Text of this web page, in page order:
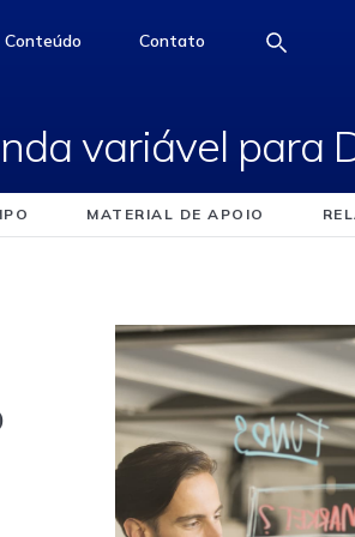
de renda
access-the-page
Conteúdo access-the-page
Contato
variável para
MATERIAL DE APOIO